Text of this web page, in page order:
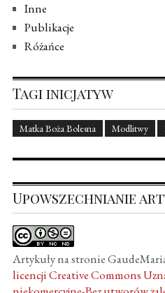
Inne
Publikacje
Różańce
Tagi inicjatyw
Matka Boża Bolesna Modlitwy
Upowszechnianie
Artykuły na stronie
licencji Creative Commons